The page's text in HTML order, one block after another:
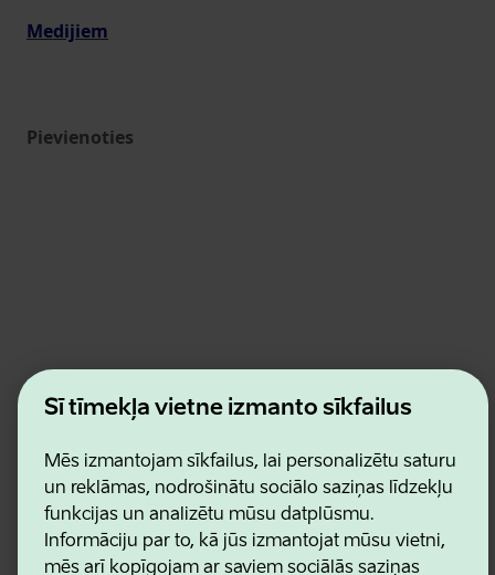
Šī tīmekļa vietne izmanto sīkfailus
Mēs izmantojam sīkfailus, lai personalizētu saturu
un reklāmas, nodrošinātu sociālo saziņas līdzekļu
funkcijas un analizētu mūsu datplūsmu.
Informāciju par to, kā jūs izmantojat mūsu vietni,
mēs arī kopīgojam ar saviem sociālās saziņas
Medijiem
Pievienoties
Estonian Business and Innovation Agency
Kontakti
Lietošanas noteikumi
Sīkdatņu un konfidencialitātes politika